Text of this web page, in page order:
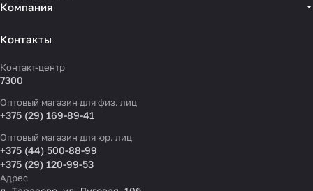
Компания
Контакты
Контакт-центр
7300
Оптовый магазин для физ. лиц
+375 (29) 169-89-41
Оптовый магазин для юр. лиц
+375 (44) 500-88-99
+375 (29) 120-99-53
Адрес